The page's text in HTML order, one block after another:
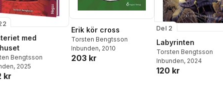
med
Bengtsson
, 2025
kr
Erik kör cross
Torsten Bengtsson
Inbunden, 2010
203 kr
Del 2
Labyrinten
Torsten Bengtsson
Inbunden, 2024
120 kr